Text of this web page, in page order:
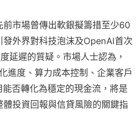
前市場曾傳出軟銀擬籌措至少60
發外界對科技泡沫及OpenAI首次
延遲的質疑。市場人士認為，
進度、算力成本控制、企業客戶
否轉化為穩定的現金流，將是
投資回報與信貸風險的關鍵指